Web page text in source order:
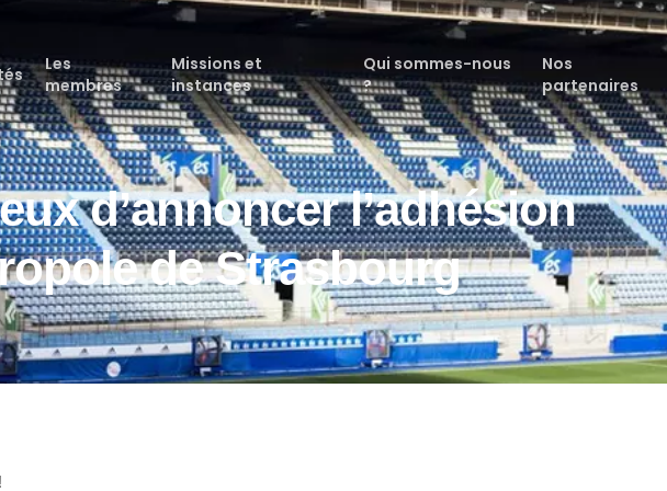
Les
membres
Missions et
instances
Qui sommes-nous
?
Nos
partenaires
d’annoncer l’adhésion
de Strasbourg